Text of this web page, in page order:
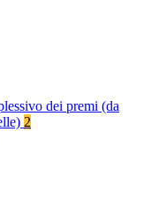
dei premi (da
2